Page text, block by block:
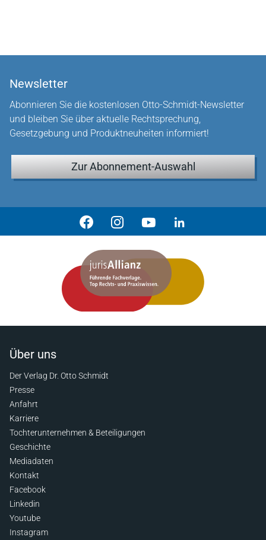
Newsletter
Abonnieren Sie die kostenlosen Otto-Schmidt-Newsletter
und bleiben Sie über aktuelle Rechtsprechung,
Gesetzgebung und Produktneuheiten informiert!
Zur Abonnement-Auswahl
Über uns
Der Verlag Dr. Otto Schmidt
Presse
Anfahrt
Karriere
Tochterunternehmen & Beteiligungen
Geschichte
Mediadaten
Kontakt
Facebook
Linkedin
Youtube
Instagram